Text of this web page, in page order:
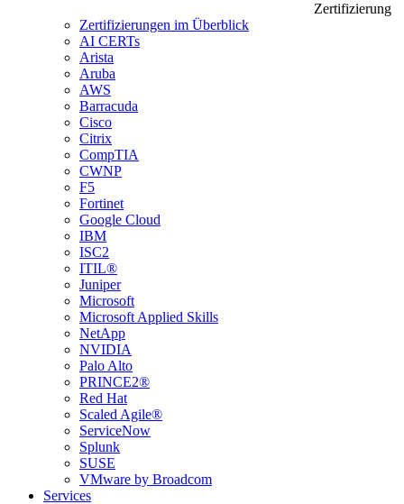
Zertifizierung
Zertifizierungen im Überblick
AI CERTs
Arista
Aruba
AWS
Barracuda
Cisco
Citrix
CompTIA
CWNP
F5
Fortinet
Google Cloud
IBM
ISC2
ITIL®
Juniper
Microsoft
Microsoft Applied Skills
NetApp
NVIDIA
Palo Alto
PRINCE2®
Red Hat
Scaled Agile®
ServiceNow
Splunk
SUSE
VMware by Broadcom
Services